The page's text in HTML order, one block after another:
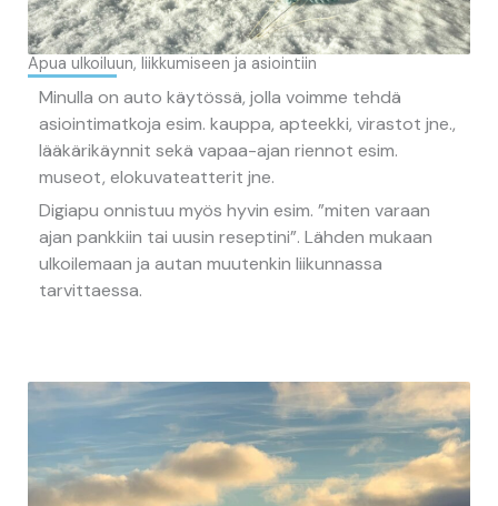
Apua ulkoiluun, liikkumiseen ja asiointiin
Minulla on auto käytössä, jolla voimme tehdä
asiointimatkoja esim. kauppa, apteekki, virastot jne.,
lääkärikäynnit sekä vapaa-ajan riennot esim.
museot, elokuvateatterit jne.
Digiapu onnistuu myös hyvin esim. ”miten varaan
ajan pankkiin tai uusin reseptini”. Lähden mukaan
ulkoilemaan ja autan muutenkin liikunnassa
tarvittaessa.